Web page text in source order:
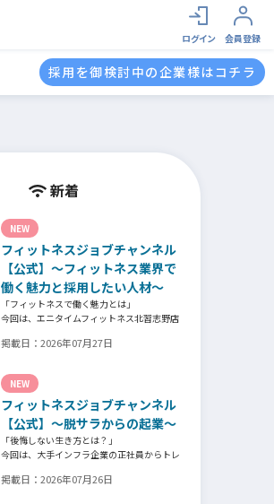
ログイン 会員登録
採用を御検討中の企業様はコチラ
新着
NEW
フィットネスジョブチャンネル
【公式】～フィットネス業界で
働く魅力と採用したい人材～
「フィットネスで働く魅力とは」
今回は、エニタイムフィットネス北習志野店
用」をテーマにフィットネスクラブの魅力に
ッフの採用基準、実際に採用されたスタッフ
の皆様からは働き甲斐や動機、お客様からは
そのスタッフの皆様がつくる施設やフィット
ネスについての魅力を語っていただきまし
た。
掲載日： 2026年07月27日
NEW
フィットネスジョブチャンネル
【公式】～脱サラからの起業～
「後悔しない生き方とは？」
今回は、大手インフラ企業の正社員からトレ
転身された、パーソナルジム「ギフト」代表
掲載日： 2026年07月26日